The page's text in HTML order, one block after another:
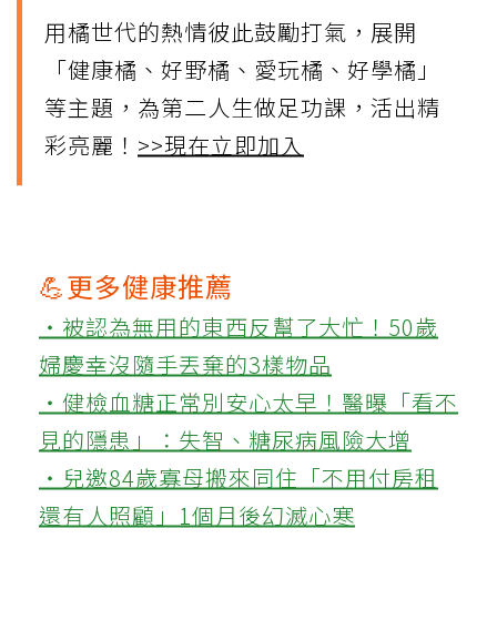
用橘世代的熱情彼此鼓勵打氣，展開
「健康橘、好野橘、愛玩橘、好學橘」
等主題，為第二人生做足功課，活出精
彩亮麗！ >>現在立即加入
💪更多健康推薦
‧被認為無用的東西反幫了大忙！50歲
婦慶幸沒隨手丟棄的3樣物品
‧健檢血糖正常別安心太早！醫曝「看不
見的隱患」：失智、糖尿病風險大增
‧兒邀84歲寡母搬來同住「不用付房租
還有人照顧」1個月後幻滅心寒